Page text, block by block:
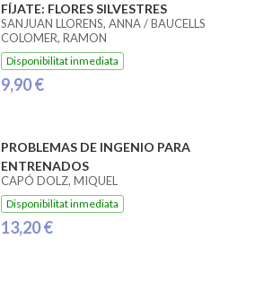
FÍJATE: FLORES SILVESTRES
SANJUAN LLORENS, ANNA / BAUCELLS
COLOMER, RAMON
Disponibilitat inmediata
9,90 €
PROBLEMAS DE INGENIO PARA
ENTRENADOS
CAPÓ DOLZ, MIQUEL
Disponibilitat inmediata
13,20 €